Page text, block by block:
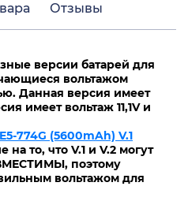
Отзывы
версии батарей для
вольтажом
Данная версия имеет
имеет вольтаж 11,1V и
774G (5600mAh) V.1
то, что V.1 и V.2 могут
поэтому
вольтажом для